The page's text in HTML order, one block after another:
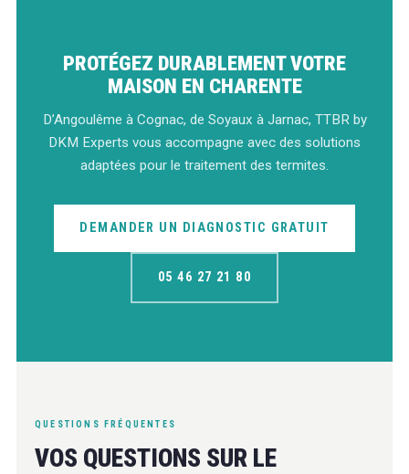
PROTÉGEZ DURABLEMENT VOTRE
MAISON EN CHARENTE
D’Angoulême à Cognac, de Soyaux à Jarnac, TTBR by
DKM Experts vous accompagne avec des solutions
adaptées pour le traitement des termites.
DEMANDER UN DIAGNOSTIC GRATUIT
05 46 27 21 80
QUESTIONS FRÉQUENTES
VOS QUESTIONS SUR LE